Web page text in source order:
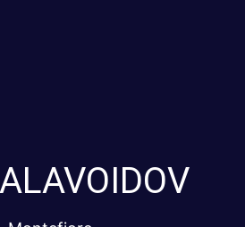
ALAVOIDOV